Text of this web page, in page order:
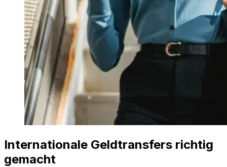
Internationale Geldtransfers richtig
gemacht